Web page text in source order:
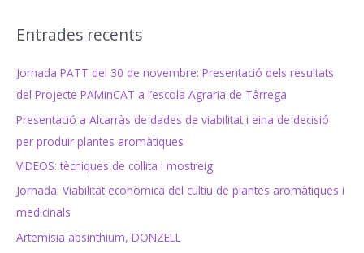
h
f
o
Entrades recents
Jornada PATT del 30 de novembre: Presentació dels resultats
del Projecte PAMinCAT a l’escola Agraria de Tàrrega
Presentació a Alcarràs de dades de viabilitat i eina de decisió
per produir plantes aromàtiques
VIDEOS: tècniques de collita i mostreig
Jornada: Viabilitat econòmica del cultiu de plantes aromàtiques i
medicinals
Artemisia absinthium, DONZELL